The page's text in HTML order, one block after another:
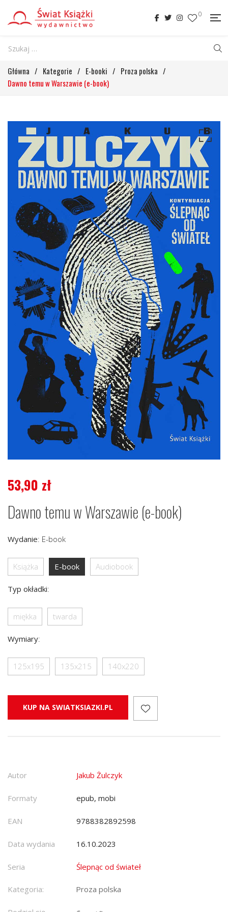
0
Główna / Kategorie / E-booki / Proza polska /
Dawno temu w Warszawie (e-book)
53,90 zł
Dawno temu w Warszawie (e-book)
Wydanie: E-book
Książka E-book Audiobook
Typ okładki:
miękka twarda
Wymiary:
125x195 135x215 140x220
KUP NA SWIATKSIAZKI.PL
Autor Jakub Żulczyk
Formaty epub, mobi
EAN 9788382892598
Data wydania 16.10.2023
Seria Ślepnąc od świateł
Kategoria: Proza polska